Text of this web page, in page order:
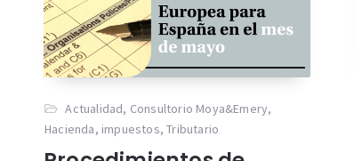
Actualidad, Consultorio Moya&Emery,
Hacienda, impuestos,Tributario